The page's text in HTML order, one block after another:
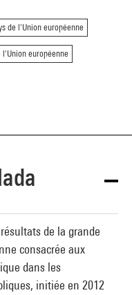
de l'Union européenne
européenne
de la grande
consacrée aux
dans les
initiée en 2012